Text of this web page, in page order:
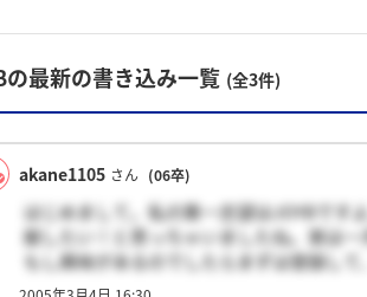
Vote
投票する
動画で知ろう！業界
の最新の書き込み一覧 (全3件)
akane1105 さん (06卒)
はじめまして。私の第一志望はJOYBです
献したい！と思っちゃいましたね。実は
もし興味があるのでしたらまずは登録し
何考えているのかということなども分か